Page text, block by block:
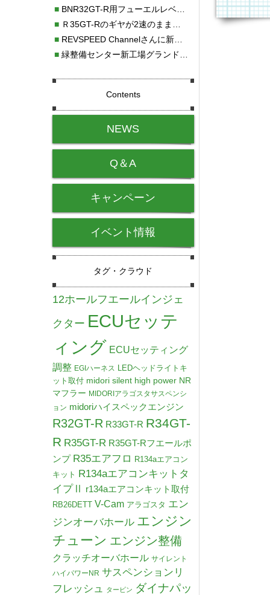
■BNR32GT-R用フューエルレベルセンサー新発売！！
■Ｒ35GT-Rのギヤが2速のまま変速しない！！
■REVSPEED Channelさんに新社屋を紹介していただきました!!
■緑整備センター新工場グランドオープン・続報
Contents
NEWS
Q＆A
キャンペーン
イベント情報
タグ・クラウド
12ホールフエールインジェ
クター ECUセッテ
ィング ECUセッティング
調整 EGIハーネス LEDヘッドライトキ
ット取付 midori silent high power NR
マフラー MIDORIアラゴスタサスペンシ
ョン midoriハイスペックエンジン
R32GT-R R33GT-R R34GT-
R R35GT-R R35GT-Rフエールポ
ンプ R35エアフロ R134aエアコン
キット R134aエアコンキットタ
イプⅡ
r134aエアコンキット取付
RB26DETT V-Cam アラゴスタ エン
ジンオーバホール エンジン
チューン エンジン整備
クラッチオーバホール サイレント
ハイパワーNR サスペンションリ
フレッシュ
タービン ダイナパッ